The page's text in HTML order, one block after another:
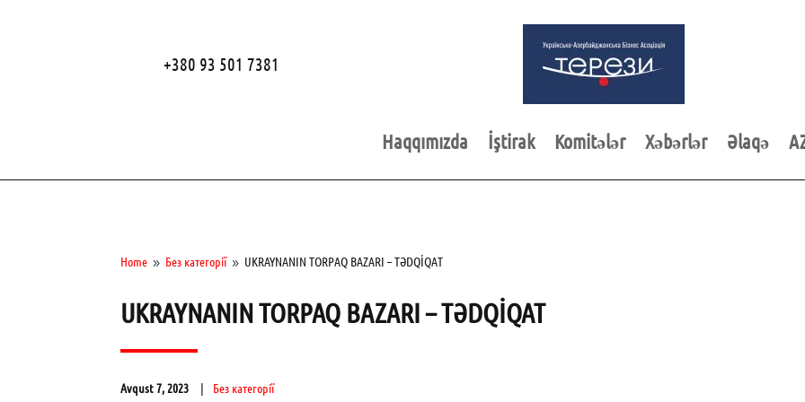
+380 93 501 7381
Haqqımızda İştirak Komitələr Xəbərlər Əlaqə
Home 9 Без категорії 9 UKRAYNANIN TORPAQ BAZARI – TƏDQİQAT
UKRAYNANIN TORPAQ BAZARI – TƏDQİQAT
Avqust 7, 2023 Без категорії